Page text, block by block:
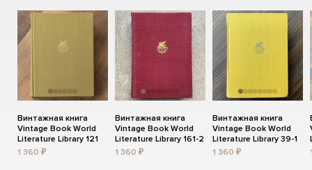
Винтажная книга
Vintage Book World
Literature Library 121
1 360 ₽
Винтажная книга
Vintage Book World
Literature Library 161-2
1 360 ₽
Винтажная книга
Vintage Book World
Literature Library 39-1
1 360 ₽